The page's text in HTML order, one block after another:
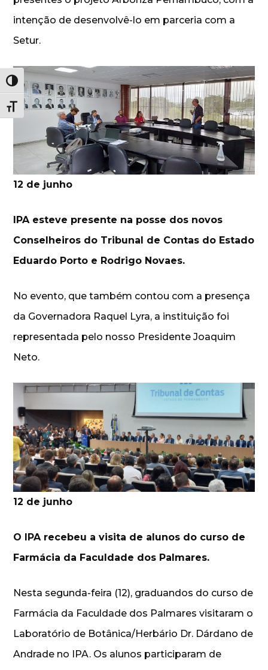
Alternar alto contraste
Alternar tamanho da fonte
intenção de desenvolvê-lo em parceria com a
Setur.
12 de junho
IPA esteve presente na posse dos novos
Conselheiros do Tribunal de Contas do Estado
Eduardo Porto e Rodrigo Novaes.
No evento, que também contou com a presença
da Governadora Raquel Lyra, a instituição foi
representada pelo nosso Presidente Joaquim
Neto.
12 de junho
O IPA recebeu a visita de alunos do curso de
Farmácia da Faculdade dos Palmares.
Nesta segunda-feira (12), graduandos do curso de
Farmácia da Faculdade dos Palmares visitaram o
Laboratório de Botânica/Herbário Dr. Dárdano de
Andrade no IPA. Os alunos participaram de